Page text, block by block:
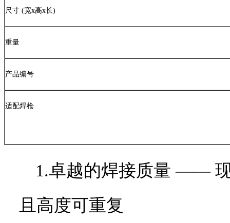
尺寸 (宽x高x长)
重量
产品编号
适配焊枪
1.卓越的焊接质量 ——
且高度可重复